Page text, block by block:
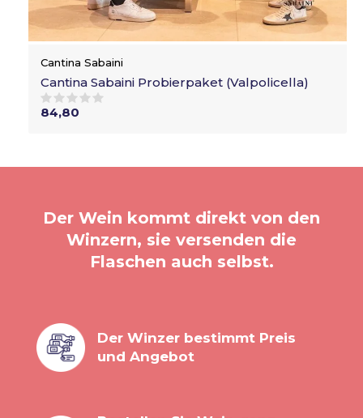
Cantina Sabaini
Cantina Sabaini Probierpaket (Valpolicella)
84,80
Der Wein kommt direkt von den
Winzern, sie versenden die
Flaschen auch selbst.
Der Winzer bestimmt Preis
und Angebot